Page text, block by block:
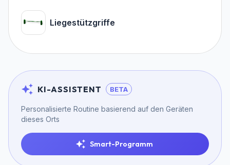
Liegestützgriffe
KI-ASSISTENT BETA
Personalisierte Routine basierend auf den Geräten
dieses Orts
Smart-Programm